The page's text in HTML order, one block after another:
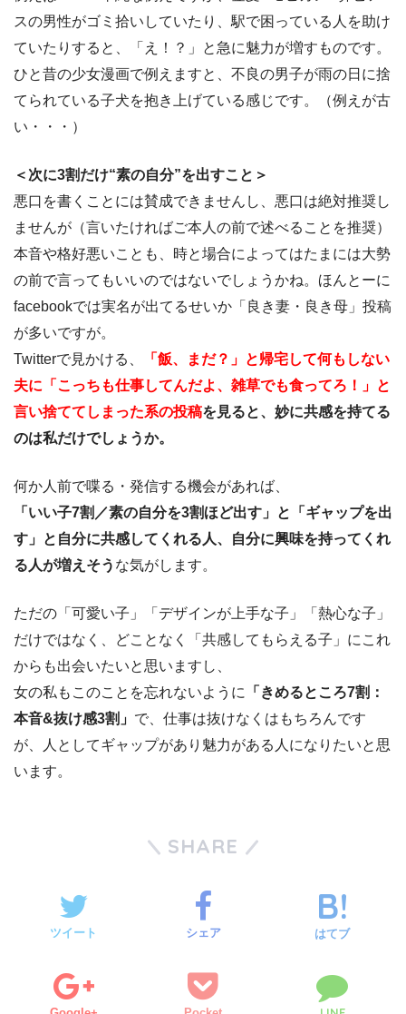
スの男性がゴミ拾いしていたり、駅で困っている人を助け
ていたりすると、「え！？」と急に魅力が増すものです。
ひと昔の少女漫画で例えますと、不良の男子が雨の日に捨
てられている子犬を抱き上げている感じです。（例えが古
い・・・）
＜次に3割だけ“素の自分”を出すこと＞
悪口を書くことには賛成できませんし、悪口は絶対推奨し
ませんが（言いたければご本人の前で述べることを推奨）
本音や格好悪いことも、時と場合によってはたまには大勢
の前で言ってもいいのではないでしょうかね。ほんとーに
facebookでは実名が出てるせいか「良き妻・良き母」投稿
が多いですが。
Twitterで見かける、
「飯、まだ？」と帰宅して何もしない
夫に「こっちも仕事してんだよ、雑草でも食ってろ！」と
言い捨ててしまった系の投稿を見ると、妙に共感を持てる
のは私だけでしょうか。
何か人前で喋る・発信する機会があれば、
「いい子7割／素の自分を3割ほど出す」と「ギャップを出
す」と自分に共感してくれる人、自分に興味を持ってくれ
る人が増えそう な気がします。
ただの「可愛い子」「デザインが上手な子」「熱心な子」
だけではなく、どことなく「共感してもらえる子」にこれ
からも出会いたいと思いますし、
女の私もこのことを忘れないように
「きめるところ7割：
本音&抜け感3割」 で、仕事は抜けなくはもちろんです
が、人としてギャップがあり魅力がある人になりたいと思
います。
SHARE
ツイート シェア はてブ